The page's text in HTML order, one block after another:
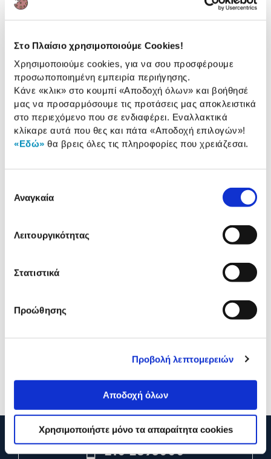
Στο Πλαίσιο χρησιμοποιούμε Cookies!
Χρησιμοποιούμε cookies, για να σου προσφέρουμε
προσωποποιημένη εμπειρία περιήγησης.
Κάνε «κλικ» στο κουμπί «Αποδοχή όλων» και βοήθησέ
μας να προσαρμόσουμε τις προτάσεις μας αποκλειστικά
στο περιεχόμενο που σε ενδιαφέρει. Εναλλακτικά
κλίκαρε αυτά που θες και πάτα «Αποδοχή επιλογών»!
«Εδώ» θα βρεις όλες τις πληροφορίες που χρειάζεσαι.
συγκατάθεσης
Αναγκαία
Λειτουργικότητας
Στατιστικά
Προώθησης
Προβολή λεπτομερειών
Αποδοχή όλων
Χρησιμοποιήστε μόνο τα απαραίτητα cookies
Προδιαγραφές
προϊόντος
Χαρακτηριστικά
Αξιολογήσεις
Αξιολογήσεις
προϊόντα σε ενδιαφέρουν!
Turbo-X Xbox Series X/S RGB
Stand
Προσθήκη
Microsoft Xbox Wireless
Headset Xbox Series X/S
109,90€
Προσθήκη
210 2895000